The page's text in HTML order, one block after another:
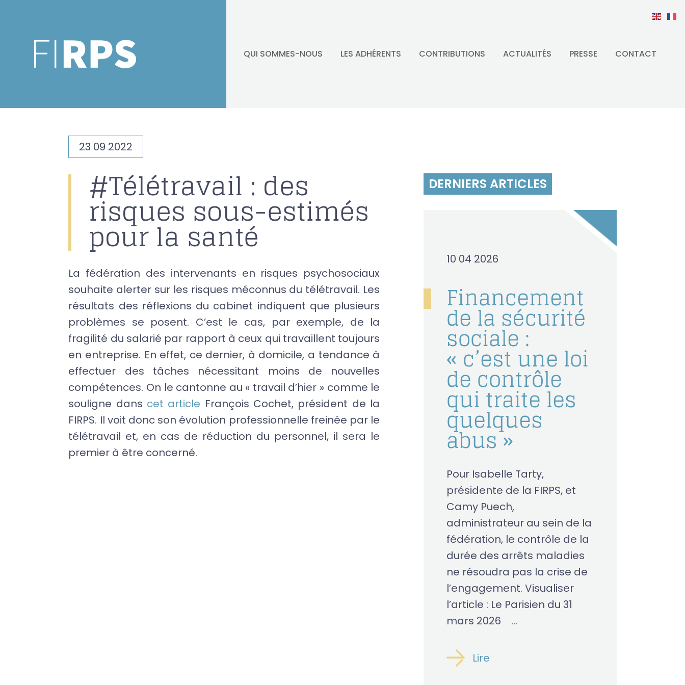
QUI SOMMES-NOUS LES ADHÉRENTS CONTRIBUTIONS ACTUALITÉS PRESSE CONTACT
23 09 2022
#Télétravail : des
risques sous-estimés
pour la santé
La fédération des intervenants en risques psychosociaux
souhaite alerter sur les risques méconnus du télétravail. Les
résultats des réflexions du cabinet indiquent que plusieurs
problèmes se posent. C’est le cas, par exemple, de la
fragilité du salarié par rapport à ceux qui travaillent toujours
en entreprise. En effet, ce dernier, à domicile, a tendance à
effectuer des tâches nécessitant moins de nouvelles
compétences. On le cantonne au « travail d’hier » comme le
souligne dans cet article François Cochet, président de la
FIRPS. Il voit donc son évolution professionnelle freinée par le
télétravail et, en cas de réduction du personnel, il sera le
premier à être concerné.
DERNIERS ARTICLES
10 04 2026
Financement
de la sécurité
sociale :
« c’est une loi
de contrôle
qui traite les
quelques
abus »
Pour Isabelle Tarty,
présidente de la FIRPS, et
Camy Puech,
administrateur au sein de la
fédération, le contrôle de la
durée des arrêts maladies
ne résoudra pas la crise de
l’engagement. Visualiser
l’article : Le Parisien du 31
mars 2026 ...
Lire